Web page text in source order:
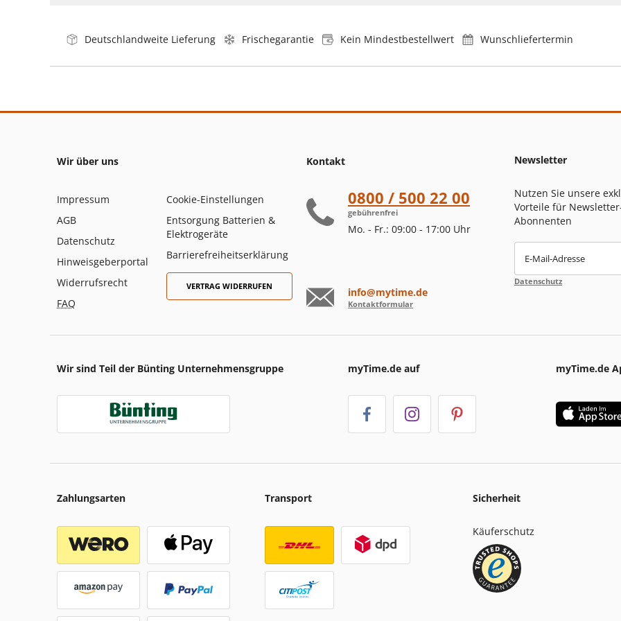
Deutschlandweite Lieferung Frischegarantie Kein Mindestbestellwert Wunschliefertermin
Wir über uns
Impressum
AGB
Datenschutz
Hinweisgeberportal
Widerrufsrecht
FAQ
Cookie-Einstellungen
Entsorgung Batterien &
Elektrogeräte
Barrierefreiheitserklärung
VERTRAG WIDERRUFEN
Kontakt
0800 / 500 22 00
gebührenfrei
Mo. - Fr.: 09:00 - 17:00 Uhr
info@mytime.de
Kontaktformular
Newsletter
Nutzen Sie unsere
Vorteile für
Abonnenten
E-Mail-Adresse
Datenschutz
Wir sind Teil der Bünting Unternehmensgruppe myTime.de auf myTime.de
Zahlungsarten Transport Sicherheit
Käuferschutz